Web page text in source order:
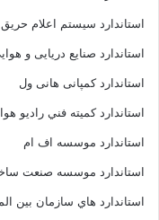
استاندارد سیستم اعلام
استاندارد صنایع دریایی و
استاندارد کمپانی هانی ول
استاندارد کميته فني راديو
استاندارد موسسه اف ام
استاندارد موسسه صنعت
استاندارد هاي سازمان بين